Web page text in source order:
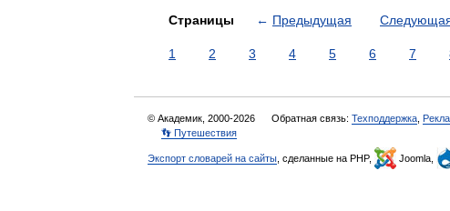
Страницы ← Предыдущая
1 2 3 4 5 6 7
© Академик, 2000-2026 Обратная связь: Техподдержка
👣 Путешествия
Экспорт словарей на сайты , сделанные на PHP, Joomla,